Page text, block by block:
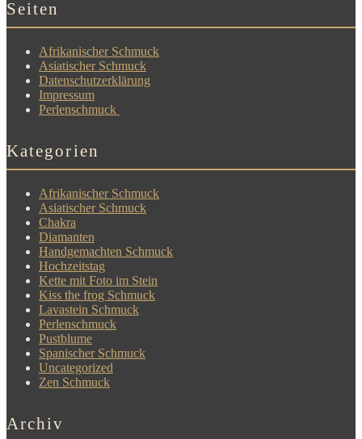
Seiten
Afrikanischer Schmuck
Asiatischer Schmuck
Datenschutzerklärung
Impressum
Perlenschmuck
Kategorien
Afrikanischer Schmuck
Asiatischer Schmuck
Chakra
Diamanten
Handgemachten Schmuck
Hochzeitstag
Kette mit Foto im Stein
Kiss the frog Schmuck
Lavastein Schmuck
Perlenschmuck
Pustblume
Spanischer Schmuck
Uncategorized
Zen Schmuck
Archiv